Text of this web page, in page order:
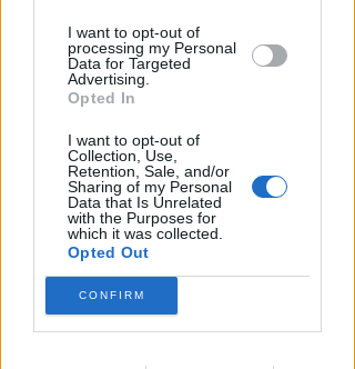
I want to opt-out of
processing my Personal
Data for Targeted
Advertising.
Opted In
I want to opt-out of
Collection, Use,
Retention, Sale, and/or
Sharing of my Personal
Data that Is Unrelated
with the Purposes for
which it was collected.
Opted Out
CONFIRM